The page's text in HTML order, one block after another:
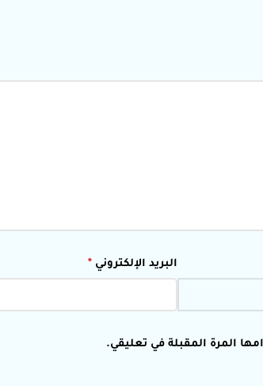
البريد الإلكتروني *
المرة المقبلة في تعليقي.